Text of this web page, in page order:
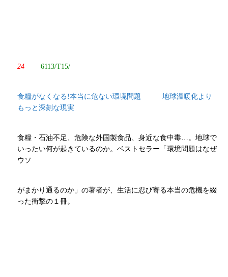
24 6113/T15/
食糧がなくなる!本当に危ない環境問題 地球温暖化より
もっと深刻な現実
食糧・石油不足、危険な外国製食品、身近な食中毒…。地球で
いったい何が起きているのか。ベストセラー「環境問題はなぜ
ウソ
がまかり通るのか」の著者が、生活に忍び寄る本当の危機を綴
った衝撃の１冊。